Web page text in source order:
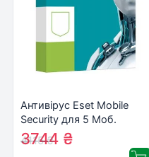
Антивірус Eset Mobile
Security для 5 Моб.
Пристр., ліцензія 2year
(27_5_2)
4115₴
3744 ₴